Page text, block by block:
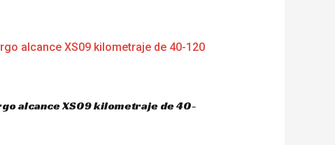
alcance XS09 kilometraje de 40-